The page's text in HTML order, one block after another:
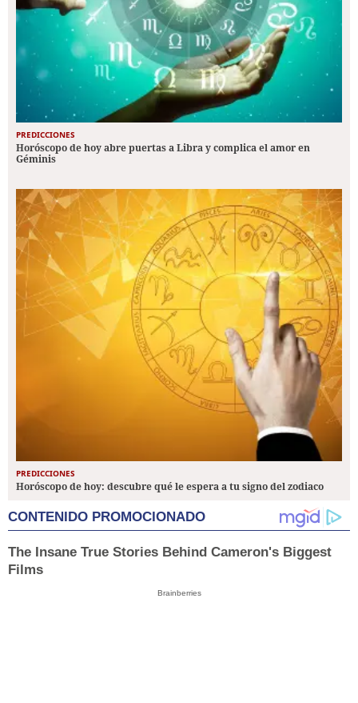
PREDICCIONES
Horóscopo de hoy abre puertas a Libra y complica el amor en
Géminis
PREDICCIONES
Horóscopo de hoy: descubre qué le espera a tu signo del zodiaco
CONTENIDO PROMOCIONADO
The Insane True Stories Behind Cameron's Biggest
Films
Brainberries